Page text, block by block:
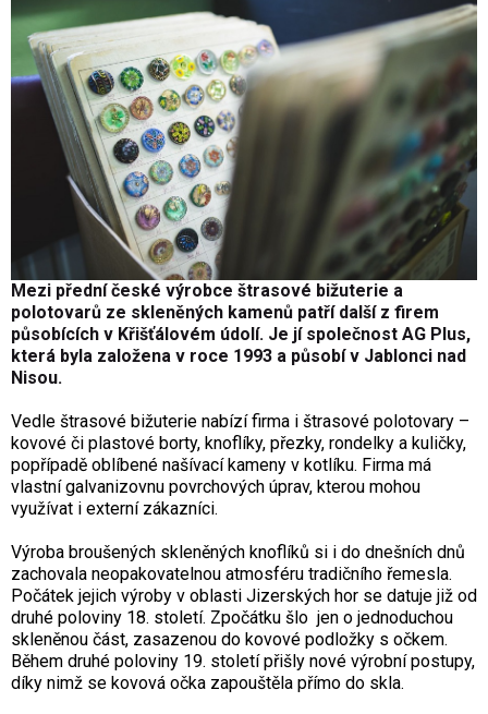
Mezi přední české výrobce štrasové bižuterie a
polotovarů ze skleněných kamenů patří další z firem
působících v Křišťálovém údolí. Je jí společnost AG Plus,
která byla založena v roce 1993 a působí v Jablonci nad
Nisou.
Vedle štrasové bižuterie nabízí firma i štrasové polotovary –
kovové či plastové borty, knoflíky, přezky, rondelky a kuličky,
popřípadě oblíbené našívací kameny v kotlíku. Firma má
vlastní galvanizovnu povrchových úprav, kterou mohou
využívat i externí zákazníci.
Výroba broušených skleněných knoflíků si i do dnešních dnů
zachovala neopakovatelnou atmosféru tradičního řemesla.
Počátek jejich výroby v oblasti Jizerských hor se datuje již od
druhé poloviny 18. století. Zpočátku šlo jen o jednoduchou
skleněnou část, zasazenou do kovové podložky s očkem.
Během druhé poloviny 19. století přišly nové výrobní postupy,
díky nimž se kovová očka zapouštěla přímo do skla.